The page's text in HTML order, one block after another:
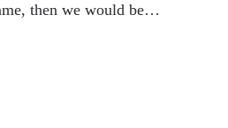
then we would be…